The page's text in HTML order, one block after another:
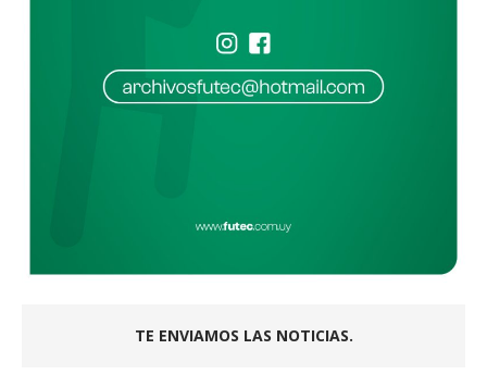
TE ENVIAMOS LAS NOTICIAS.